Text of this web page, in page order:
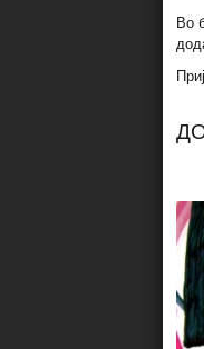
Во